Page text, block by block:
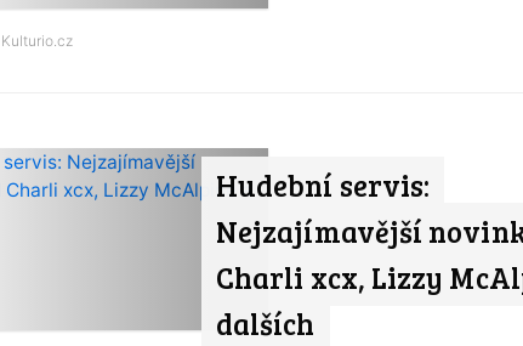
Kulturio.cz
Hudební servis:
Nejzajímavější
Charli xcx, Lizzy
dalších